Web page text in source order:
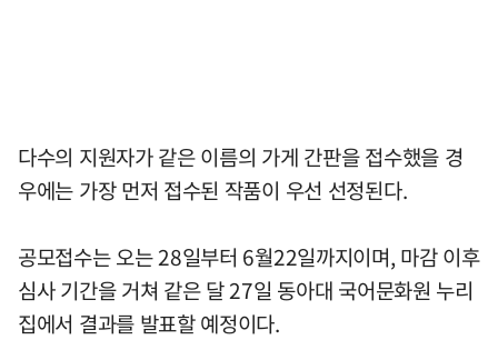
다수의 지원자가 같은 이름의 가게 간판을 접수했을 경
우에는 가장 먼저 접수된 작품이 우선 선정된다.
공모접수는 오는 28일부터 6월22일까지이며, 마감 이후
심사 기간을 거쳐 같은 달 27일 동아대 국어문화원 누리
집에서 결과를 발표할 예정이다.